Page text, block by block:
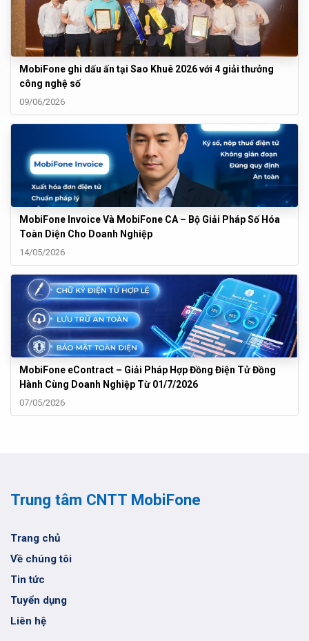
MobiFone ghi dấu ấn tại Sao Khuê 2026 với 4 giải thưởng
công nghệ số
09/06/2026
MobiFone Invoice Và MobiFone CA – Bộ Giải Pháp Số Hóa
Toàn Diện Cho Doanh Nghiệp
14/05/2026
MobiFone eContract – Giải Pháp Hợp Đồng Điện Tử Đồng
Hành Cùng Doanh Nghiệp Từ 01/7/2026
07/05/2026
Trung tâm CNTT MobiFone
Trang chủ
Về chúng tôi
Tin tức
Tuyển dụng
Liên hệ